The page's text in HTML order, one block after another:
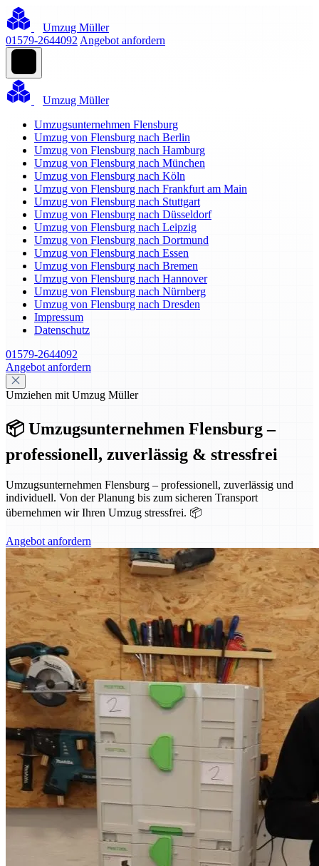
Umzug Müller
01579-2644092 Angebot anfordern
Umzug Müller
Umzugsunternehmen Flensburg
Umzug von Flensburg nach Berlin
Umzug von Flensburg nach Hamburg
Umzug von Flensburg nach München
Umzug von Flensburg nach Köln
Umzug von Flensburg nach Frankfurt am Main
Umzug von Flensburg nach Stuttgart
Umzug von Flensburg nach Düsseldorf
Umzug von Flensburg nach Leipzig
Umzug von Flensburg nach Dortmund
Umzug von Flensburg nach Essen
Umzug von Flensburg nach Bremen
Umzug von Flensburg nach Hannover
Umzug von Flensburg nach Nürnberg
Umzug von Flensburg nach Dresden
Impressum
Datenschutz
01579-2644092
Angebot anfordern
Umziehen mit Umzug Müller
📦 Umzugsunternehmen Flensburg –
professionell, zuverlässig & stressfrei
Umzugsunternehmen Flensburg – professionell, zuverlässig und
individuell. Von der Planung bis zum sicheren Transport
übernehmen wir Ihren Umzug stressfrei. 📦
Angebot anfordern